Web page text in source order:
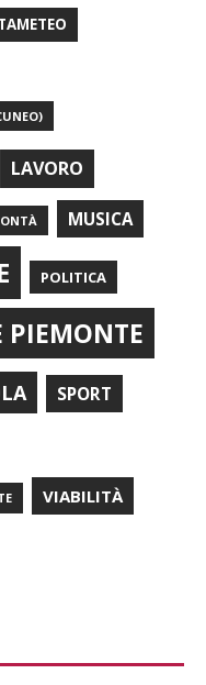
LAVORO
MUSICA
POLITICA
PIEMONTE
SPORT
VIABILITÀ